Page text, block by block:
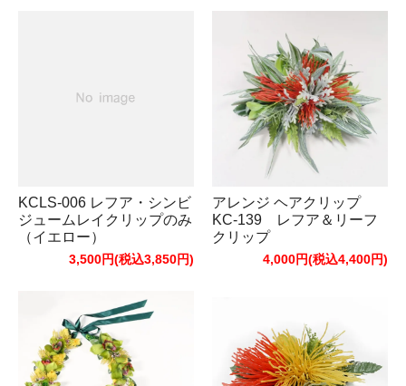
KCLS-006 レフア・シンビ
ジュームレイクリップのみ
（イエロー）
3,500円(税込3,850円)
アレンジ ヘアクリップ
KC-139 レフア＆リーフ
クリップ
4,000円(税込4,400円)